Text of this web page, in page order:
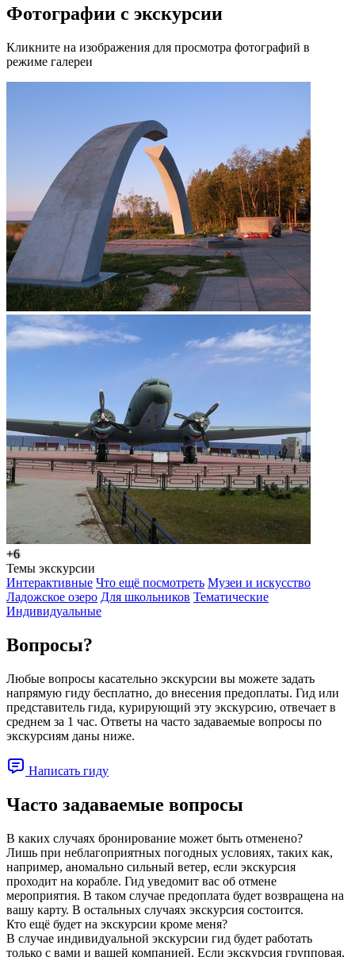
Фотографии с экскурсии
Кликните на изображения для просмотра фотографий в
режиме галереи
+6
Темы экскурсии
Интерактивные Что ещё посмотреть Музеи и искусство
Ладожское озеро Для школьников Тематические
Индивидуальные
Вопросы?
Любые вопросы касательно экскурсии вы можете задать
напрямую гиду бесплатно, до внесения предоплаты. Гид или
представитель гида, курирующий эту экскурсию, отвечает в
среднем за 1 час. Ответы на часто задаваемые вопросы по
экскурсиям даны ниже.
Написать гиду
Часто задаваемые вопросы
В каких случаях бронирование может быть отменено?
Лишь при неблагоприятных погодных условиях, таких как,
например, аномально сильный ветер, если экскурсия
проходит на корабле. Гид уведомит вас об отмене
мероприятия. В таком случае предоплата будет возвращена на
вашу карту. В остальных случаях экскурсия состоится.
Кто ещё будет на экскурсии кроме меня?
В случае индивидуальной экскурсии гид будет работать
только с вами и вашей компанией. Если экскурсия групповая,